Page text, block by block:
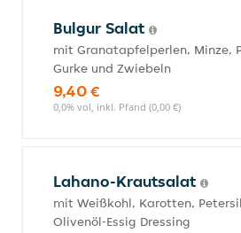
Bulgur Salat
mit Granatapfelperlen, Minze,
Gurke und Zwiebeln
9,40 €
0,0% vol, inkl. Pfand (0,00 €)
Lahano-Krautsalat
mit Weißkohl, Karotten,
Olivenöl-Essig Dressing